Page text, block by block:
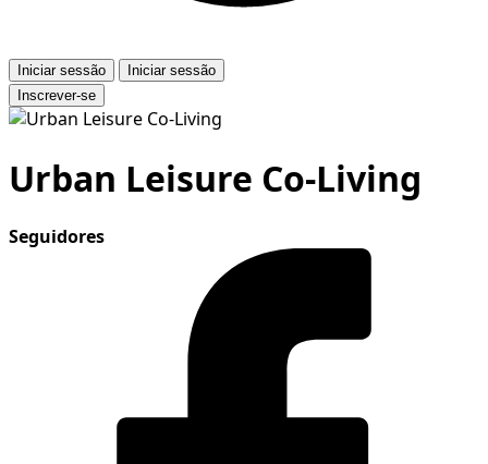
Iniciar sessão
Iniciar sessão
Inscrever-se
Urban Leisure Co-Living
Seguidores